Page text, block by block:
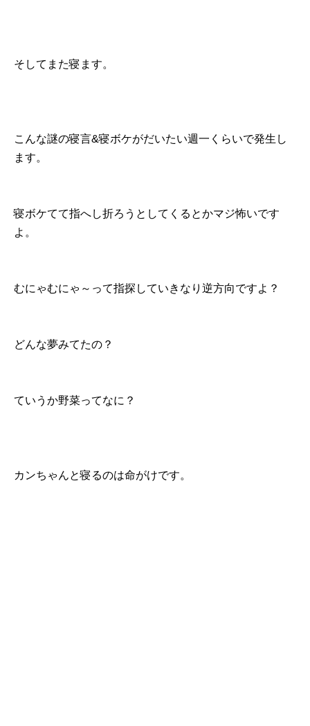
そしてまた寝ます。
こんな謎の寝言&寝ボケがだいたい週一くらいで発生し
ます。
寝ボケてて指へし折ろうとしてくるとかマジ怖いです
よ。
むにゃむにゃ～って指探していきなり逆方向ですよ？
どんな夢みてたの？
ていうか野菜ってなに？
カンちゃんと寝るのは命がけです。